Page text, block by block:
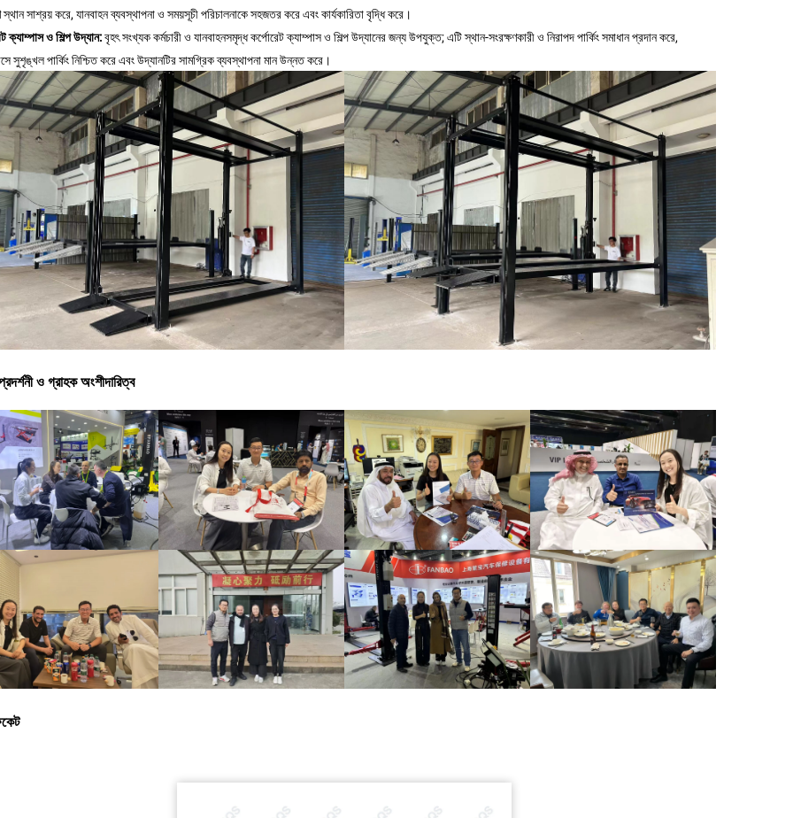
স্থান সাশ্রয় করে, যানবাহন ব্যবস্থাপনা ও সময়সূচী পরিচালনাকে সহজতর করে এবং কার্যকারিতা বৃদ্ধি করে।
ক্যাম্পাস ও শিল্প উদ্যান:বৃহৎ সংখ্যক কর্মচারী ও যানবাহনসমৃদ্ধ কর্পোরেট ক্যাম্পাস ও শিল্প উদ্যানের জন্য উপযুক্ত; এটি স্থান-সংরক্ষণকারী ও নিরাপদ পার্কিং সমাধান প্রদান করে,
সুশৃঙ্খল পার্কিং নিশ্চিত করে এবং উদ্যানটির সামগ্রিক ব্যবস্থাপনা মান উন্নত করে।
প্রদর্শনী ও গ্রাহক অংশীদারিত্ব